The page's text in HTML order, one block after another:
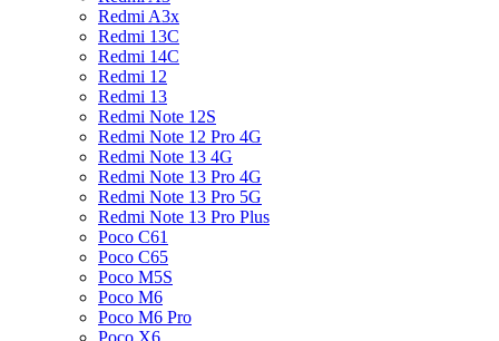
Redmi A3x
Redmi 13C
Redmi 14C
Redmi 12
Redmi 13
Redmi Note 12S
Redmi Note 12 Pro 4G
Redmi Note 13 4G
Redmi Note 13 Pro 4G
Redmi Note 13 Pro 5G
Redmi Note 13 Pro Plus
Poco C61
Poco C65
Poco M5S
Poco M6
Poco M6 Pro
Poco X6